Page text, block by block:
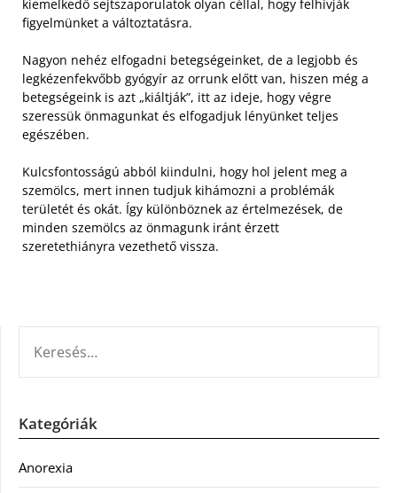
kiemelkedő sejtszaporulatok olyan céllal, hogy felhívják
figyelmünket a változtatásra.
Nagyon nehéz elfogadni betegségeinket, de a legjobb és
legkézenfekvőbb gyógyír az orrunk előtt van, hiszen még a
betegségeink is azt „kiáltják”, itt az ideje, hogy végre
szeressük önmagunkat és elfogadjuk lényünket teljes
egészében.
Kulcsfontosságú abból kiindulni, hogy hol jelent meg a
szemölcs, mert innen tudjuk kihámozni a problémák
területét és okát. Így különböznek az értelmezések, de
minden szemölcs az önmagunk iránt érzett
szeretethiányra vezethető vissza.
Kategóriák
Anorexia